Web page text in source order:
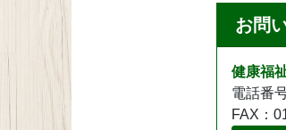
お問
健康福
電話番
FAX：